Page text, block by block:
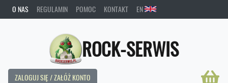
O NAS REGULAMIN POMOC KONTAKT EN
ROCK-SERWIS
ZALOGUJ SIĘ / ZAŁÓŻ KONTO